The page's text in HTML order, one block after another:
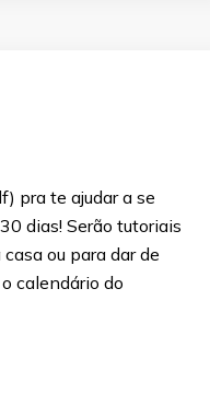
pra te ajudar a se
dias! Serão tutoriais
ou para dar de
calendário do